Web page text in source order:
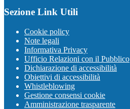
Sezione Link Utili
Cookie policy
Note legali
Informativa Privacy
Ufficio Relazioni con il Pubblico
Dichiarazione di accessibilità
Obiettivi di accessibilità
Whistleblowing
Gestione consensi cookie
Amministrazione trasparente